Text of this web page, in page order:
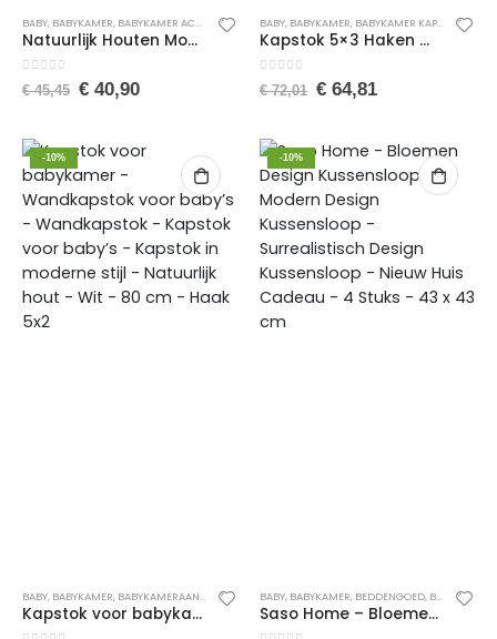
BABY, BABYKAMER, BABYKAMER ACCESSOIRES BABYKAMER KAPSTOKKEN,
Natuurlijk Houten Montessori Hangerrek – Kinderbabykamerhanger – Wandplank Zijkant Open en Enkele Plank – Hangerrek met 2 Planken – 50 cm – 5 Haken
0 van de 5
€45,45 €40,90
BABY, BABYKAMER, BABYKAMER KAPSTOKKEN
Kapstok 5×3 Haken Wandkapstok – Industrieel Hout – Wall Mounted – MDF Kapstok – Wandkapstok Hout Metaal – 120x37x22 cm Kapstok – Zwart en Marmer
0 van de 5
€72,01 €64,81
-10%
BABY, BABYKAMER, BABYKAMERAANKLEDING BABYKAMERACCESSOIRES
Kapstok voor babykamer – Wandkapstok voor baby’s – Wandkapstok – Kapstok voor baby’s – Kapstok in moderne stijl – Natuurlijk hout – Wit – 80 cm – Haak 5×2
-10%
BABY, BABYKAMER, BEDDENGOED, BEDLINNEN
Saso Home – Bloemen Design Kussensloop – Modern Design Kussensloop – Surrealistisch Design Kussensloop – Nieuw Huis Cadeau – 4 Stuks – 43 x 43 cm